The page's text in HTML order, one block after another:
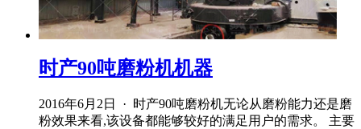
时产90吨磨粉机机器
2016年6月2日 · 时产90吨磨粉机无论从磨粉能力还是磨
粉效果来看,该设备都能够较好的满足用户的需求。 主要